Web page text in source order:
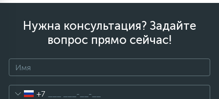
Нужна консультация? Задайте
вопрос прямо сейчас!
+7